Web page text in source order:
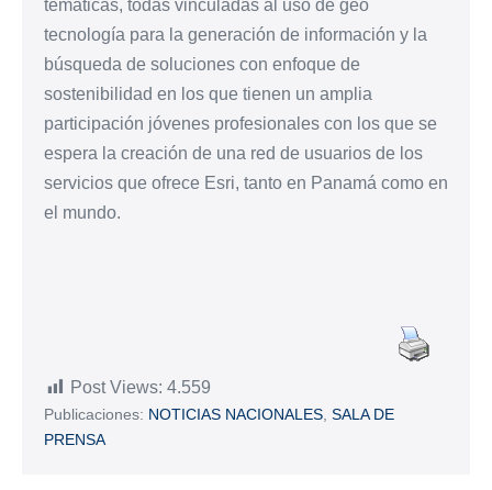
temáticas, todas vinculadas al uso de geo
tecnología para la generación de información y la
búsqueda de soluciones con enfoque de
sostenibilidad en los que tienen un amplia
participación jóvenes profesionales con los que se
espera la creación de una red de usuarios de los
servicios que ofrece Esri, tanto en Panamá como en
el mundo.
Post Views: 4.559
Publicaciones: NOTICIAS NACIONALES SALA DE
PRENSA